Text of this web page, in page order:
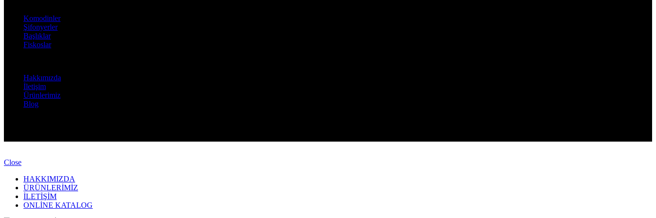
Komodinler
Şifonyerler
Başlıklar
Fiskoslar
Hakkımızda
İletişim
Ürünlerimiz
Blog
Close
HAKKIMIZDA
ÜRÜNLERİMİZ
İLETİŞİM
ONLİNE KATALOG